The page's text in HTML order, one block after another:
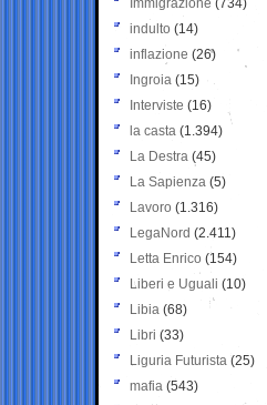
Immigrazione (734)
indulto (14)
inflazione (26)
Ingroia (15)
Interviste (16)
la casta (1.394)
La Destra (45)
La Sapienza (5)
Lavoro (1.316)
LegaNord (2.411)
Letta Enrico (154)
Liberi e Uguali (10)
Libia (68)
Libri (33)
Liguria Futurista (25)
mafia (543)